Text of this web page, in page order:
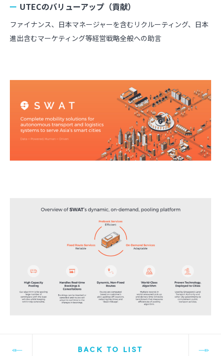
UTECのバリューアップ（貢献）
ファイナンス、日本マネージャーを含むリクルーティング、日本
進出含むマーケティング等経営戦略全般への助言
BACK TO LIST